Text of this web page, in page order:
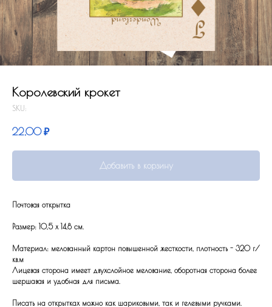
Королевский крокет
SKU:
22,00 ₽
Добавить в корзину
Почтовая открытка
Размер: 10,5 x 14,8 см.
Материал: мелованный картон повышенной жесткости, плотность - 320 г/
кв.м
Лицевая сторона имеет двухслойное мелование, оборотная сторона более
шершавая и удобная для письма.
Писать на открытках можно как шариковыми, так и гелевыми ручками.